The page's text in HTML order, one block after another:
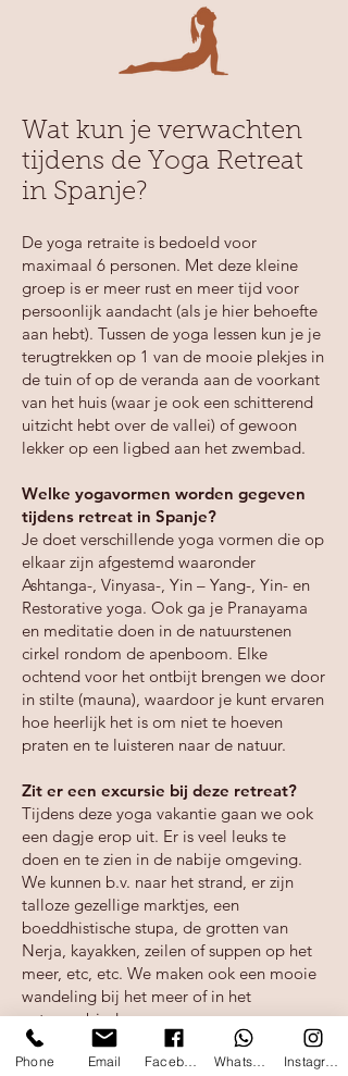
Wat kun je verwachten
tijdens de Yoga Retreat
in Spanje?
De yoga retraite is bedoeld voor
maximaal 6 personen. Met deze kleine
groep is er meer rust en meer tijd voor
persoonlijk aandacht (als je hier behoefte
aan hebt). Tussen de yoga lessen kun je je
terugtrekken op 1 van de mooie plekjes in
de tuin of op de veranda aan de voorkant
van het huis (waar je ook een schitterend
uitzicht hebt over de vallei) of gewoon
lekker op een ligbed aan het zwembad.
Welke yogavormen worden gegeven
tijdens retreat in Spanje?
Je doet verschillende yoga vormen die op
elkaar zijn afgestemd waaronder
Ashtanga-, Vinyasa-, Yin – Yang-, Yin- en
Restorative yoga. Ook ga je Pranayama
en meditatie doen in de natuurstenen
cirkel rondom de apenboom. Elke
ochtend voor het ontbijt brengen we door
in stilte (mauna), waardoor je kunt ervaren
hoe heerlijk het is om niet te hoeven
praten en te luisteren naar de natuur.
Zit er een excursie bij deze retreat?
Tijdens deze yoga vakantie gaan we ook
een dagje erop uit. Er is veel leuks te
doen en te zien in de nabije omgeving.
We kunnen b.v. naar het strand, er zijn
talloze gezellige marktjes, een
boeddhistische stupa, de grotten van
Nerja, kayakken, zeilen of suppen op het
meer, etc, etc. We maken ook een mooie
wandeling bij het meer of in het
natuurgebied.
Kan ik tijdens de yoga vakantie een
Phone Email